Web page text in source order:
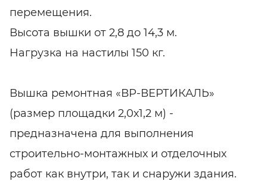
перемещения.
Высота вышки от 2,8 до 14,3 м.
Нагрузка на настилы 150 кг.
Вышка ремонтная «ВР-ВЕРТИКАЛЬ»
(размер площадки 2,0х1,2 м) -
предназначена для выполнения
строительно-монтажных и отделочных
работ как внутри, так и снаружи здания.